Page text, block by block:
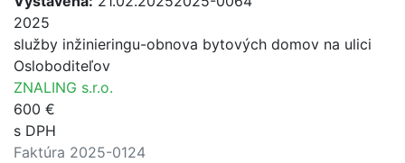
2025
služby inžinieringu-obnova bytových domov na ulici
Osloboditeľov
ZNALING s.r.o.
600 €
s DPH
Faktúra 2025-0124